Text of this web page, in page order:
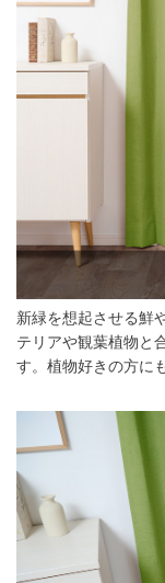
新緑を想起させる鮮
テリアや観葉植物と
す。植物好きの方に